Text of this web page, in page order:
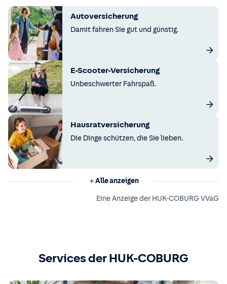
Autoversicherung
Damit fahren Sie gut und günstig.
E-Scooter-Versicherung
Unbeschwerter Fahrspaß.
Hausratversicherung
Die Dinge schützen, die Sie lieben.
Alle anzeigen
Eine Anzeige der HUK-COBURG VVaG
Services der HUK-COBURG